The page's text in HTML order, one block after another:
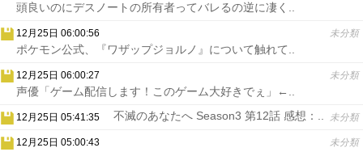
頭良いのにデスノートの所有者ってバレるの逆に凄く..
12月25日 06:00:56 未分類
ポケモン公式、『ワザップジョルノ』について触れて..
12月25日 06:00:27 未分類
声優「ゲーム配信します！このゲーム大好きでぇ」←..
12月25日 05:41:35 未分類
不滅のあなたへ Season3 第12話 感想：..
12月25日 05:00:43 未分類